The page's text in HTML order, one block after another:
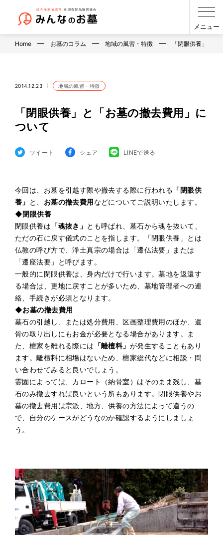
メニュー
Home お墓のコラム 地域の風習・特徴 「閉眼供養」と「
2014.12.23 地域の風習・特徴
「閉眼供養」と「お墓の撤去費用」に
ついて
ツイート シェア LINEで送る
今回は、お墓を引越す際や撤去する際に行われる 「閉眼供
養」 と、 お墓の撤去費用などについてご説明いたします。
◆閉眼供養
閉眼供養は 「魂抜き」 とも呼ばれ、墓石から魂を抜いて、
ただの石に戻す儀式のことを指します。「閉眼供養」とは
仏教の呼び方で、浄土真宗の場合は「遷仏法要」または
「遷座法要」と呼びます。
一般的に閉眼供養は、身内だけで行います。墓地を返還す
る場合は、更地に戻すことが多いため、墓地管理者への連
絡、手続きが必須となります。
◆お墓の撤去費用
墓石の引越し、または処分費用、区画整理費用のほか、遺
骨の取り出しにもお金が必要となる場合があります。ま
た、檀家を離れる際には 「離檀料」 が発生することもあり
ます。離檀料に相場はないため、檀家総代などに相談・問
い合わせてみると良いでしょう。
霊園によっては、カロート（納骨室）はそのまま残し、墓
石のみ撤去すれば良いという所もあります。閉眼供養やお
墓の撤去費用は宗派、地方、供養の方法によって違うの
で、自分のケースがどうなのか確認するようにしましょ
う。